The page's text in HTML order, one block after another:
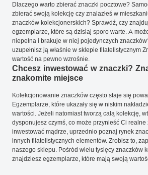
Dlaczego warto zbierać znaczki pocztowe?
zbierać swoją kolekcję czy znalazłeś w
znaczków kolekcjonerskich? Sprawdź, czy
egzemplarze, które są dzisiaj sporo warte. A
niepełna i brakuje w niej pojedynczych
uzupełnisz ją właśnie w sklepie filatelistycznym
wartość na pewno wzrośnie.
Chcesz inwestować w znaczki?
znakomite miejsce
Kolekcjonowanie znaczków często staje się
Egzemplarze, które ukazały się w niskim
wartości. Jeżeli natomiast tworzą całą kolekcję,
dysponujesz czymś, co może przynieść Ci realne
inwestować mądrze, uprzednio poznaj rynek
innych filatelistycznych elementów. Zrobisz to,
naszego sklepu. Pośród wielu tysięcy znaczków
znajdziesz egzemplarze, które mają swoją